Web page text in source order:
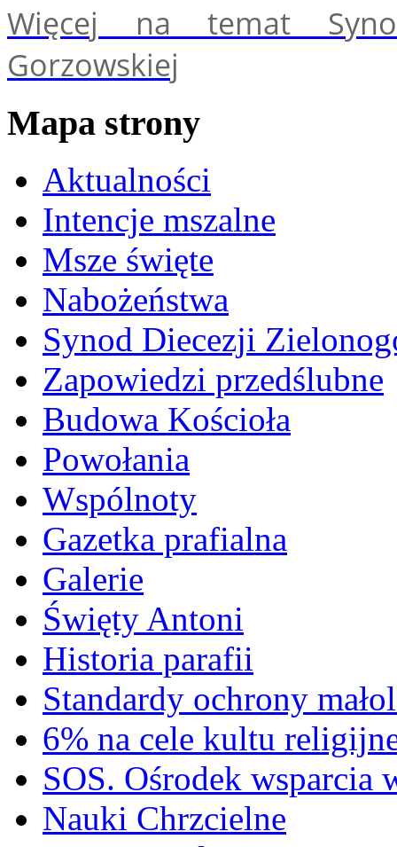
Więcej na temat
Gorzowskiej
Mapa strony
Aktualności
Intencje mszalne
Msze święte
Nabożeństwa
Synod Diecezji
Zapowiedzi przedślubne
Budowa Kościoła
Powołania
Wspólnoty
Gazetka prafialna
Galerie
Święty Antoni
Historia parafii
Standardy ochrony
6% na cele kultu
SOS. Ośrodek wsparcia
Nauki Chrzcielne